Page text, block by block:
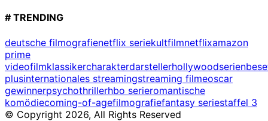
# TRENDING
deutsche filmografienetflix seriekultfilmnetflixamazon
prime
videofilmklassikercharakterdarstellerhollywood
plusinternationales streamingstreaming filmeoscar
gewinnerpsychothrillerhbo serieromantische
komödiecoming-of-agefilmografiefantasy seriestaffel 3
© Copyright 2026, All Rights Reserved